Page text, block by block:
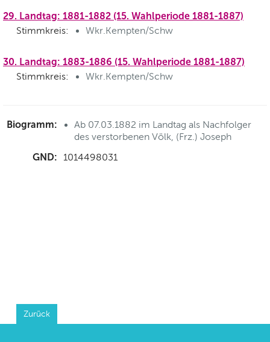
29. Landtag: 1881-1882 (15. Wahlperiode 1881-1887)
Stimmkreis: Wkr.Kempten/Schw
30. Landtag: 1883-1886 (15. Wahlperiode 1881-1887)
Stimmkreis: Wkr.Kempten/Schw
Biogramm:
Ab 07.03.1882 im Landtag als Nachfolger
des verstorbenen Völk, (Frz.) Joseph
GND: 1014498031
Zurück